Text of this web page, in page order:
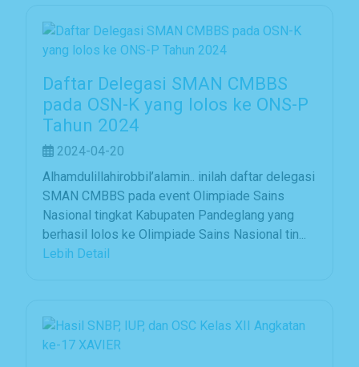
Daftar Delegasi SMAN CMBBS
pada OSN-K yang lolos ke ONS-P
Tahun 2024
2024-04-20
Alhamdulillahirobbil’alamin.. inilah daftar delegasi
SMAN CMBBS pada event Olimpiade Sains
Nasional tingkat Kabupaten Pandeglang yang
berhasil lolos ke Olimpiade Sains Nasional tin...
Lebih Detail